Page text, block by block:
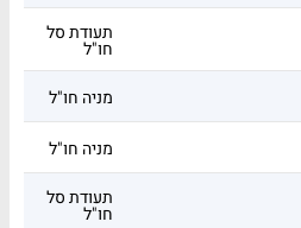
תעודת סל
חו"ל
מניה חו"ל
מניה חו"ל
תעודת סל
חו"ל